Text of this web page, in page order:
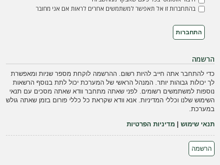
בהתחברות זו אל תאפשר למשתמשים אחרים לראות אם אני מחובר
הרשמה
כדי להתחבר אתה חייב להיות רשום. ההרשמה לוקחת מספר שניות ומאפשרת
לך יכולות גבוהות יותר. המנהל הראשי של המערכת יכול לתת בנוסף הרשאות
נוספות למשתמשים רשומים. לפני שאתה מתחבר וודא שאתה מסכים עם תנאי
השימוש שלנו וכללי המדיניות. אנא וודא שקראת כל כללי פורום בזמן שאתה גולש
במערכת.
תנאי שימוש |מדיניות הפרטיות
הרשמה